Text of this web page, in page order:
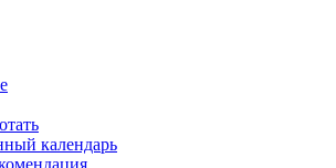
календарь